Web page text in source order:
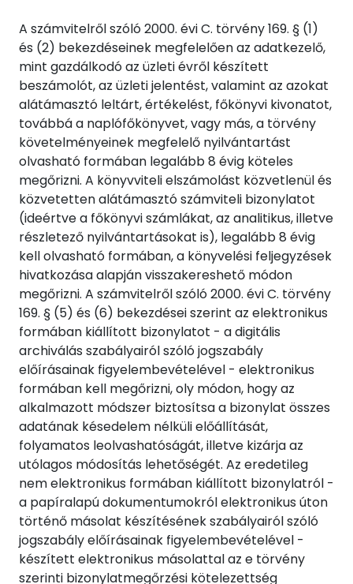
A számvitelről szóló 2000. évi C. törvény 169. § (1)
és (2) bekezdéseinek megfelelően az adatkezelő,
mint gazdálkodó az üzleti évről készített
beszámolót, az üzleti jelentést, valamint az azokat
alátámasztó leltárt, értékelést, főkönyvi kivonatot,
továbbá a naplófőkönyvet, vagy más, a törvény
követelményeinek megfelelő nyilvántartást
olvasható formában legalább 8 évig köteles
megőrizni. A könyvviteli elszámolást közvetlenül és
közvetetten alátámasztó számviteli bizonylatot
(ideértve a főkönyvi számlákat, az analitikus, illetve
részletező nyilvántartásokat is), legalább 8 évig
kell olvasható formában, a könyvelési feljegyzések
hivatkozása alapján visszakereshető módon
megőrizni. A számvitelről szóló 2000. évi C. törvény
169. § (5) és (6) bekezdései szerint az elektronikus
formában kiállított bizonylatot - a digitális
archiválás szabályairól szóló jogszabály
előírásainak figyelembevételével - elektronikus
formában kell megőrizni, oly módon, hogy az
alkalmazott módszer biztosítsa a bizonylat összes
adatának késedelem nélküli előállítását,
folyamatos leolvashatóságát, illetve kizárja az
utólagos módosítás lehetőségét. Az eredetileg
nem elektronikus formában kiállított bizonylatról -
a papíralapú dokumentumokról elektronikus úton
történő másolat készítésének szabályairól szóló
jogszabály előírásainak figyelembevételével -
készített elektronikus másolattal az e törvény
szerinti bizonylatmegőrzési kötelezettség